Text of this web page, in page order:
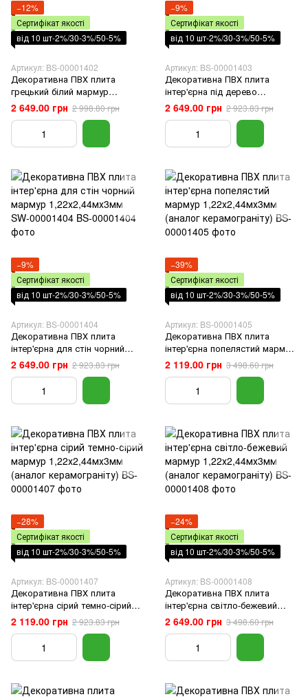
−12%
Сертифікат якості
від 10 шт-2%/30-3%/50-5%
Артикул: BS-00001402
Декоративна ПВХ плита
грецький білий мармур
інтерьерна 1,22х2,44мх3мм
(аналог керамограніту)
2 649.00 грн 2 998.80 грн
−9%
Сертифікат якості
від 10 шт-2%/30-3%/50-5%
Артикул: BS-00001403
Декоративна ПВХ плита
інтер'єрна під дерево
1,22х2,44мх3мм (аналог
керамограніту)
2 649.00 грн 2 923.83 грн
−9%
Сертифікат якості
від 10 шт-2%/30-3%/50-5%
Артикул: BS-00001404
Декоративна ПВХ плита
інтер'єрна для стін чорний
мармур 1,22х2,44мх3мм SW-
00001404
2 649.00 грн 2 923.83 грн
−39%
Сертифікат якості
від 10 шт-2%/30-3%/50-5%
Артикул: BS-00001405
Декоративна ПВХ плита
інтер'єрна попелястий мармур
1,22х2,44мх3мм (аналог
керамограніту)
2 119.00 грн 3 498.60 грн
−28%
Сертифікат якості
від 10 шт-2%/30-3%/50-5%
Артикул: BS-00001407
Декоративна ПВХ плита
інтер'єрна сірий темно-сірий
мармур 1,22х2,44мх3мм
(аналог керамограніту)
2 119.00 грн 2 923.83 грн
−24%
Сертифікат якості
від 10 шт-2%/30-3%/50-5%
Артикул: BS-00001408
Декоративна ПВХ плита
інтер'єрна світло-бежевий
мармур 1,22х2,44мх3мм
(аналог керамограніту)
2 649.00 грн 3 498.60 грн